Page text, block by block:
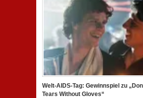
Welt-AIDS-Tag: Gewinnspiel zu
Tears Without Gloves“